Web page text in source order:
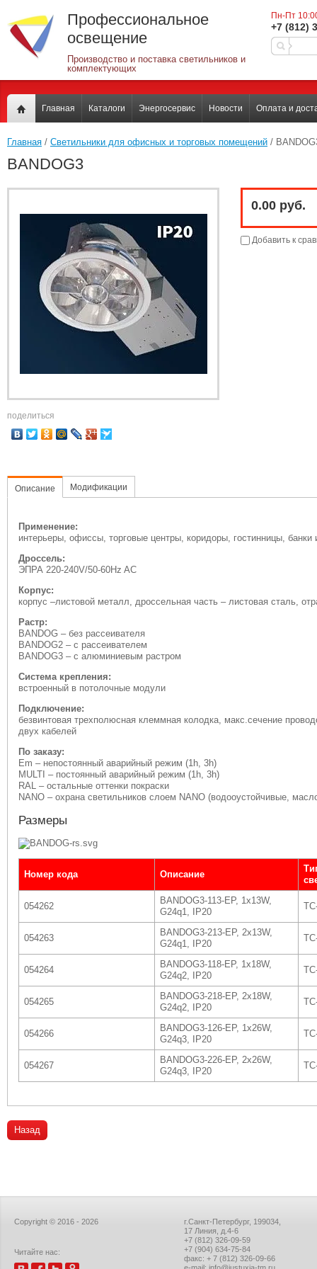
Профессиональное
освещение
Производство и поставка светильников и
комплектующих
Пн-Пт
+7 (812)
Главная Каталоги Энергосервис Новости Оплата и
Главная / Светильники для офисных и торговых помещений /
BANDOG3
поделиться
0.00 руб.
Добавить к
Описание Модификации
Применение:
интерьеры, офиссы, торговые центры, коридоры, гостинницы, банки
Дроссель:
ЭПРА 220-240V/50-60Hz AC
Корпус:
корпус –листовой металл, дроссельная часть – листовая сталь,
Растр:
BANDOG – без рассеивателя
BANDOG2 – с рассеивателем
BANDOG3 – с алюминиевым растром
Система крепления:
встроенный в потолочные модули
Подключение:
безвинтовая трехполюсная клеммная колодка, макс.сечение
двух кабелей
По заказу:
Em – непостоянный аварийный режим (1h, 3h)
MULTI – постоянный аварийный режим (1h, 3h)
RAL – остальные оттенки покраски
NANO – охрана светильников слоем NANO (водооустойчивые,
Размеры
Номер кода Описание
054262
BANDOG3-113-EP, 1x13W,
G24q1, IP20
054263
BANDOG3-213-EP, 2x13W,
G24q1, IP20
054264
BANDOG3-118-EP, 1x18W,
G24q2, IP20
054265
BANDOG3-218-EP, 2x18W,
G24q2, IP20
054266
BANDOG3-126-EP, 1x26W,
G24q3, IP20
054267
BANDOG3-226-EP, 2x26W,
G24q3, IP20
Назад
Copyright © 2016 - 2026
Читайте нас:
г.Санкт-Петербург, 199034,
17 Линия, д.4-6
+7 (812) 326-09-59
+7 (904) 634-75-84
факс: + 7 (812) 326-09-66